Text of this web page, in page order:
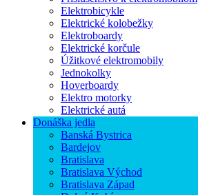
Elektrobicykle
Elektrické kolobežky
Elektroboardy
Elektrické korčule
Úžitkové elektromobily
Jednokolky
Hoverboardy
Elektro motorky
Elektrické autá
Donáška jedla
Banská Bystrica
Bardejov
Bratislava
Bratislava Východ
Bratislava Západ